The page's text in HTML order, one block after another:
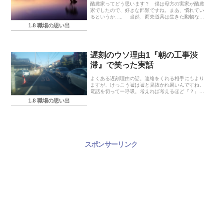
1.8 職場の思い出
酪農家ってどう思います？ 僕は母方の実家が酪農
家でしたので、好きな部類ですね。まあ、慣れてい
るというか…。 当然、商売道具は生きた動物なの
1.8 職場の思い出
遅刻のウソ理由1『朝の工事渋
滞』で笑った実話
よくある遅刻理由の話。連絡をくれる相手にもより
ますが、けっこう嘘は嘘と見抜かれ易いんですね。
電話を切って一呼吸。考えれば考えるほど『？』が
スポンサーリンク